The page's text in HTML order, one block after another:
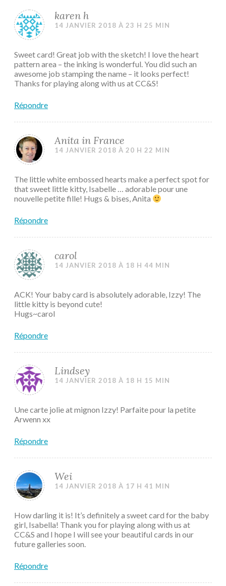
karen h
14 JANVIER 2018 À 23 H 25 MIN
Sweet card! Great job with the sketch! I love the heart
pattern area – the inking is wonderful. You did such an
awesome job stamping the name – it looks perfect!
Thanks for playing along with us at CC&S!
Répondre
Anita in France
14 JANVIER 2018 À 20 H 22 MIN
The little white embossed hearts make a perfect spot for
that sweet little kitty, Isabelle … adorable pour une
nouvelle petite fille! Hugs & bises, Anita
Répondre
carol
14 JANVIER 2018 À 18 H 44 MIN
ACK! Your baby card is absolutely adorable, Izzy! The
little kitty is beyond cute!
Hugs~carol
Répondre
Lindsey
14 JANVIER 2018 À 18 H 15 MIN
Une carte jolie at mignon Izzy! Parfaite pour la petite
Arwenn xx
Répondre
Wei
14 JANVIER 2018 À 17 H 41 MIN
How darling it is! It’s definitely a sweet card for the baby
girl, Isabella! Thank you for playing along with us at
CC&S and I hope I will see your beautiful cards in our
future galleries soon.
Répondre